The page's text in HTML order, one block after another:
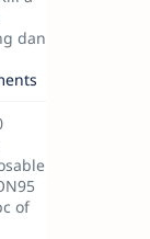
dan
of